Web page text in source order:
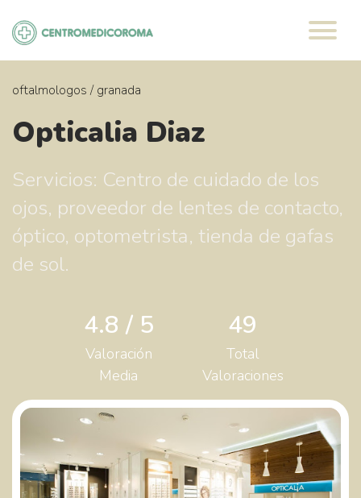
contenido
oftalmologos / granada
Opticalia Diaz
Servicios: Centro de cuidado de los
ojos, proveedor de lentes de contacto,
óptico, optometrista, tienda de gafas
de sol.
4.8 / 5
Valoración
Media
49
Total
Valoraciones